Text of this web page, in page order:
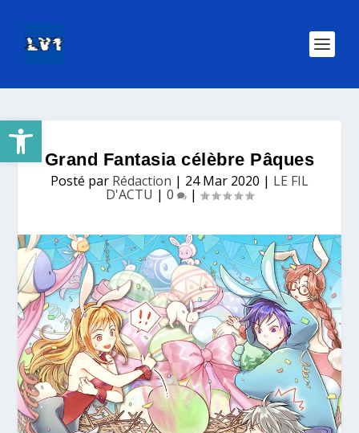
Ouvrir la barre d’outils
Grand Fantasia célèbre Pâques
Posté par Rédaction | 24 Mar 2020 | LE FIL
D'ACTU | 0 |